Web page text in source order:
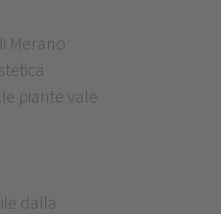
Merano
piante vale
dalla